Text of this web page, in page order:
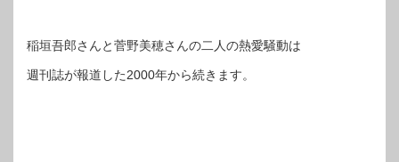
稲垣吾郎さんと菅野美穂さんの二人の熱愛騒動は
週刊誌が報道した2000年から続きます。